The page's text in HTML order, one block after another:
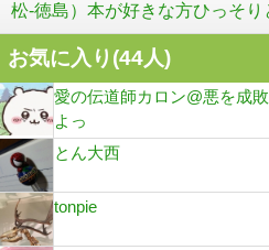
松-徳島）本が好きな方ひっそ
お気に入り(44人)
愛の伝道師カロン@悪を成
よっ
とん大西
tonpie